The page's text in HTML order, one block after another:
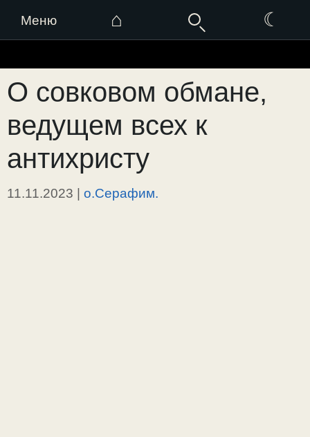
Меню ⌂ ☾
к
содержимому
О совковом обмане,
ведущем всех к
антихристу
11.11.2023 | о.Серафим.